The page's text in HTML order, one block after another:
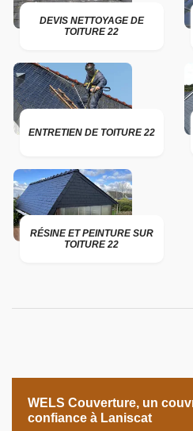
DEVIS NETTOYAGE DE
TOITURE 22
ENTRETIEN DE TOITURE 22
RÉSINE ET PEINTURE SUR
TOITURE 22
WELS Couverture, un
confiance à Laniscat